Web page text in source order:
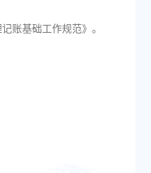
账基础工作规范》。